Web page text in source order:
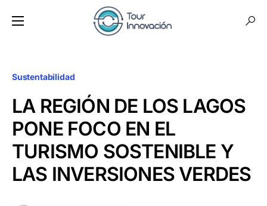
Sustentabilidad
LA REGIÓN DE LOS LAGOS
PONE FOCO EN EL
TURISMO SOSTENIBLE Y
LAS INVERSIONES VERDES